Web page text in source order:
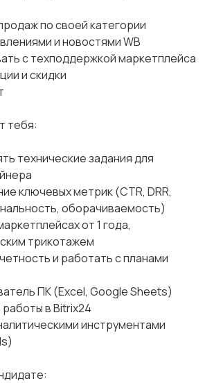
по своей категории
и новостями WB
с техподдержкой маркетплейса
и скидки
тебя:
технические задания для
ключевых метрик (CTR, DRR,
оборачиваемость)
от 1 года,
трикотажем
и работать с планами
ПК (Excel, Google Sheets)
в Bitrix24
инструментами